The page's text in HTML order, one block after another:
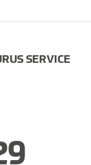
SERVICE